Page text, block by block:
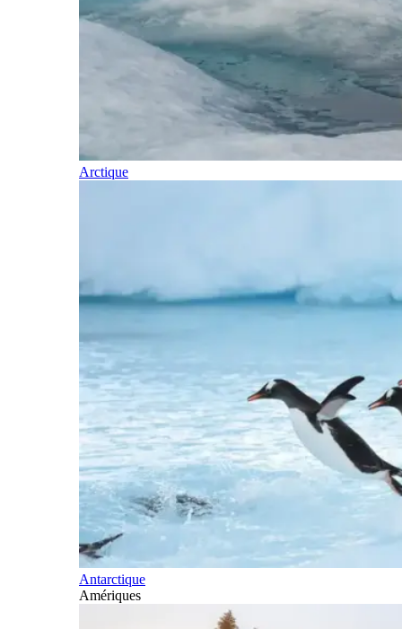
Arctique
Antarctique
Amériques